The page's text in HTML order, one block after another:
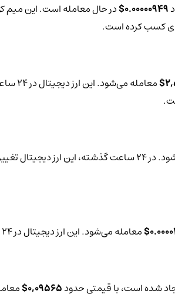
0.00000949$ در حال معامله است. این میم کوین در 24 ساعت گذشته
کسب کرده است.
معامله می‌شود. این ارز دیجیتال در 24 ساعت گذشته تغییرات قیمتی حدود
تغییراتی در حدود
معامله می‌شود. این ارز دیجیتال در 24 ساعت گذشته حدود
0,09565$